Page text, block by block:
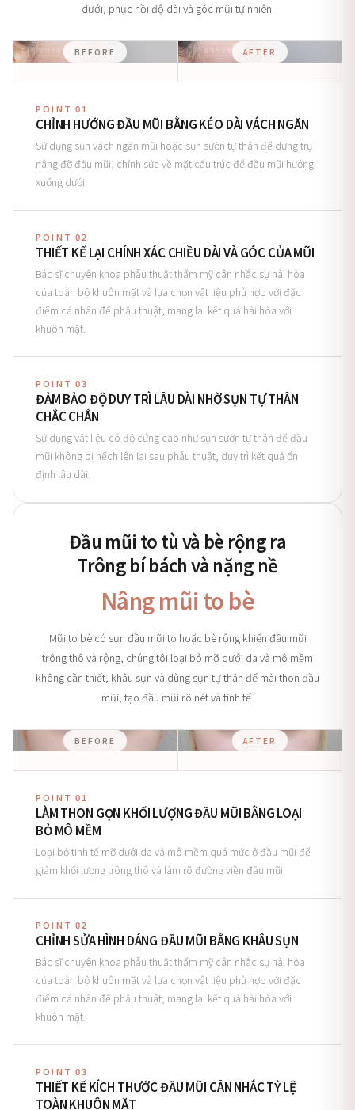
dưới, phục hồi độ dài và góc mũi tự nhiên.
BEFORE AFTER
POINT 01
CHỈNH HƯỚNG ĐẦU MŨI BẰNG KÉO DÀI VÁCH NGĂN
Sử dụng sụn vách ngăn mũi hoặc sụn sườn tự thân để dựng trụ
nâng đỡ đầu mũi, chỉnh sửa về mặt cấu trúc để đầu mũi hướng
xuống dưới.
POINT 02
THIẾT KẾ LẠI CHÍNH XÁC CHIỀU DÀI VÀ GÓC CỦA MŨI
Bác sĩ chuyên khoa phẫu thuật thẩm mỹ cân nhắc sự hài hòa
của toàn bộ khuôn mặt và lựa chọn vật liệu phù hợp với đặc
điểm cá nhân để phẫu thuật, mang lại kết quả hài hòa với
khuôn mặt.
POINT 03
ĐẢM BẢO ĐỘ DUY TRÌ LÂU DÀI NHỜ SỤN TỰ THÂN
CHẮC CHẮN
Sử dụng vật liệu có độ cứng cao như sụn sườn tự thân để đầu
mũi không bị hếch lên lại sau phẫu thuật, duy trì kết quả ổn
định lâu dài.
Đầu mũi to tù và bè rộng ra
Trông bí bách và nặng nề
Nâng mũi to bè
Mũi to bè có sụn đầu mũi to hoặc bè rộng khiến đầu mũi
trông thô và rộng, chúng tôi loại bỏ mỡ dưới da và mô mềm
không cần thiết, khâu sụn và dùng sụn tự thân để mài thon đầu
mũi, tạo đầu mũi rõ nét và tinh tế.
BEFORE AFTER
POINT 01
LÀM THON GỌN KHỐI LƯỢNG ĐẦU MŨI BẰNG LOẠI
BỎ MÔ MỀM
Loại bỏ tinh tế mỡ dưới da và mô mềm quá mức ở đầu mũi để
giảm khối lượng trông thô và làm rõ đường viền đầu mũi.
POINT 02
CHỈNH SỬA HÌNH DÁNG ĐẦU MŨI BẰNG KHÂU SỤN
Bác sĩ chuyên khoa phẫu thuật thẩm mỹ cân nhắc sự hài hòa
của toàn bộ khuôn mặt và lựa chọn vật liệu phù hợp với đặc
điểm cá nhân để phẫu thuật, mang lại kết quả hài hòa với
khuôn mặt.
POINT 03
THIẾT KẾ KÍCH THƯỚC ĐẦU MŨI CÂN NHẮC TỶ LỆ
TOÀN KHUÔN MẶT